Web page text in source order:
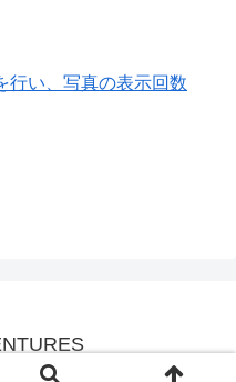
行い、写真の表示回数